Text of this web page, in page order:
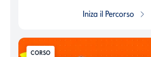
Iniza il Percorso
CORSO